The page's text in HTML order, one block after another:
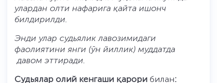
улардан олти нафарига қайта ишонч
билдирилди.
Энди улар судьялик лавозимидаги
фаолиятини янги (ўн йиллик) муддатда
давом эттиради.
Судьялар олий кенгаши қарори билан: